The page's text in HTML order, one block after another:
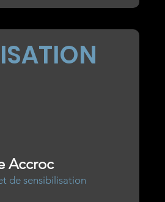
Accroc
de sensibilisation